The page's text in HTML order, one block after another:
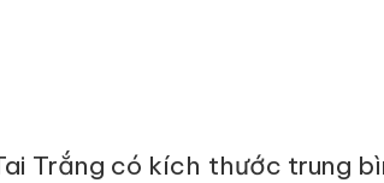
Trắng có kích thước trung